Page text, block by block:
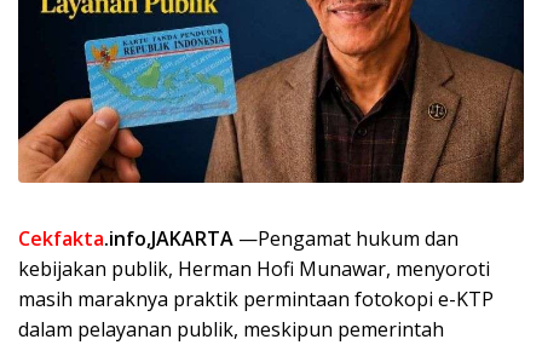
Cekfakta.info,JAKARTA —Pengamat hukum dan
kebijakan publik, Herman Hofi Munawar, menyoroti
masih maraknya praktik permintaan fotokopi e-KTP
dalam pelayanan publik, meskipun pemerintah